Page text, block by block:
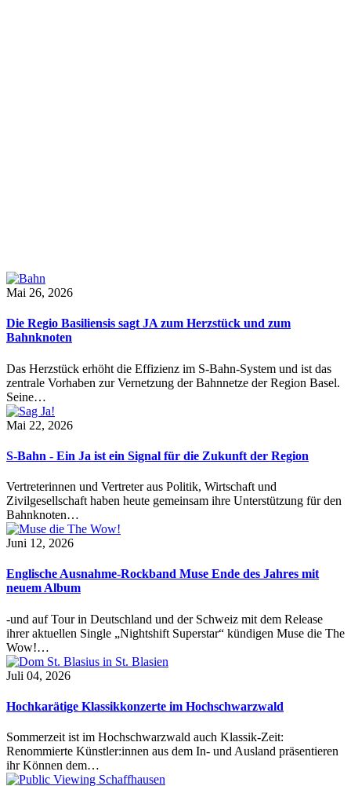
Mai 26, 2026
Die Regio Basiliensis sagt JA zum Herzstück und zum
Bahnknoten
Das Herzstück erhöht die Effizienz im S-Bahn-System und ist das
zentrale Vorhaben zur Vernetzung der Bahnnetze der Region Basel.
Seine…
Mai 22, 2026
S-Bahn - Ein Ja ist ein Signal für die Zukunft der Region
Vertreterinnen und Vertreter aus Politik, Wirtschaft und
Zivilgesellschaft haben heute gemeinsam ihre Unterstützung für den
Bahnknoten…
Juni 12, 2026
Englische Ausnahme-Rockband Muse Ende des Jahres mit
neuem Album
-und auf Tour in Deutschland und der Schweiz mit dem Release
ihrer aktuellen Single „Nightshift Superstar“ kündigen Muse die The
Wow!…
Juli 04, 2026
Hochkarätige Klassikkonzerte im Hochschwarzwald
Sommerzeit ist im Hochschwarzwald auch Klassik-Zeit:
Renommierte Künstler:innen aus dem In- und Ausland präsentieren
ihr Können dem…